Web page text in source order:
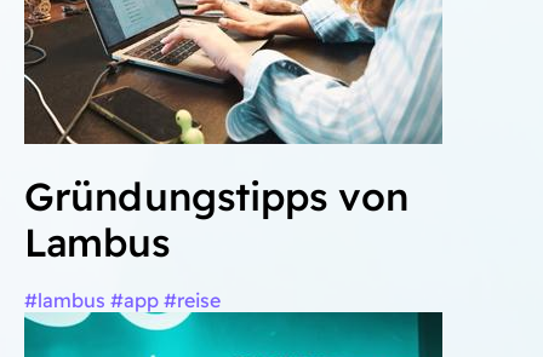
Gründungstipps von
Lambus
#lambus #app #reise